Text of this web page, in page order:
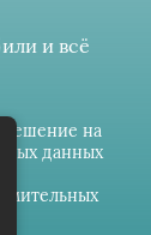
и всё
на
данных